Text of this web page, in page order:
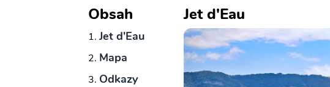
Obsah
Jet d'Eau
Mapa
Odkazy
Jet d'Eau